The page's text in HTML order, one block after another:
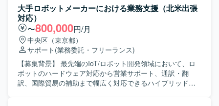
す。 ・NotesDBで管理されているグループID情報に対し
て、夜間バッチによるID更新作業を実施いたします。 ・サ
ーバー単位で適用対象となるセキュリティパッチの洗い出
しと、対象サーバーの一覧作成を行います。 ・本稼働した
サーバーのNotesDB登録およびEOSを実施したサーバーの
NotesDB削除対応を行います。 ・サーバーから取得したID
リストとNotesDBの登録内容との整合性チェックを行い、
不整合があった場合の調査および問い合わせ対応を実施い
たします。 【求める人物像】 ・丁寧かつ正確にデータを扱
大手ロボットメーカーにおける業務支援（北米出張
対応）
〜800,000円/月
中央区（東京都）
サポート (業務委託・フリーランス)
【募集背景】 最先端のIoT/ロボット開発領域において、ロ
ボットのハードウェア対応から営業サポート、通訳・翻
訳、国際貿易の補助まで幅広く対応できるハイブリッドな